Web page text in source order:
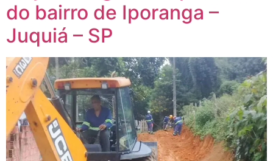
do bairro de Iporanga –
Juquiá – SP